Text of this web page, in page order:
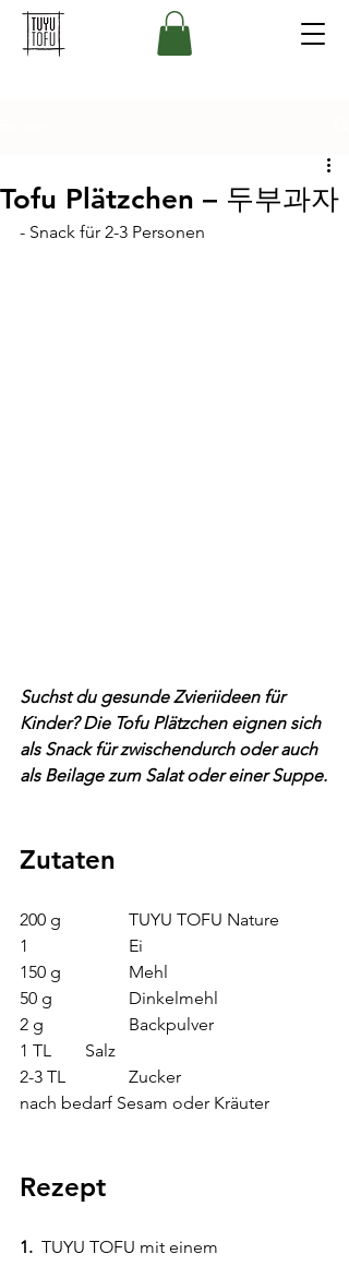
Tofu Plätzchen – 두부과자
- Snack für 2-3 Personen
Suchst du gesunde Zvieriideen für
Kinder? Die Tofu Plätzchen eignen sich
als Snack für zwischendurch oder auch
als Beilage zum Salat oder einer Suppe.
Zutaten
200 g 	     TUYU TOFU Nature
1  	  	     Ei
150 g  	     Mehl
50 g 	               Dinkelmehl
2 g 		     Backpulver
1 TL  	     Salz
2-3 TL 	     Zucker
nach bedarf Sesam oder Kräuter
Rezept
1.
  TUYU TOFU mit einem